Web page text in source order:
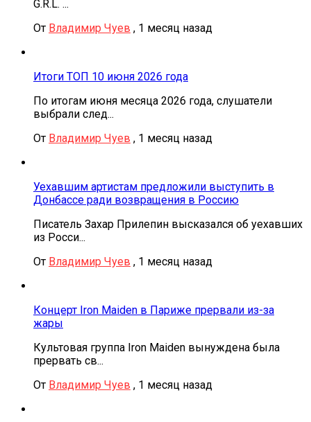
G.R.L. ...
От Владимир Чуев , 1 месяц назад
Итоги ТОП 10 июня 2026 года
По итогам июня месяца 2026 года, слушатели
выбрали след...
От Владимир Чуев , 1 месяц назад
Уехавшим артистам предложили выступить в
Донбассе ради возвращения в Россию
Писатель Захар Прилепин высказался об уехавших
из Росси...
От Владимир Чуев , 1 месяц назад
Концерт Iron Maiden в Париже прервали из-за
жары
Культовая группа Iron Maiden вынуждена была
прервать св...
От Владимир Чуев , 1 месяц назад